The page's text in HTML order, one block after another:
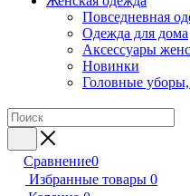
Повседневная
Одежда для дома
Аксессуары
Новинки
Головные
Сравнение0
Избранные товары 0